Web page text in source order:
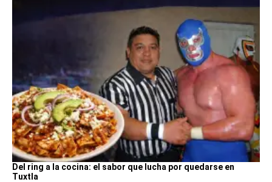
Del ring a la cocina: el sabor que lucha por quedarse en
Tuxtla